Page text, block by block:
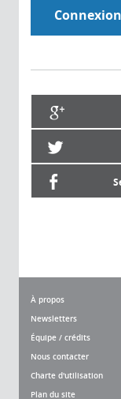
À propos
Newsletters
Équipe / crédits
Nous contacter
Charte d'utilisation
Plan du site